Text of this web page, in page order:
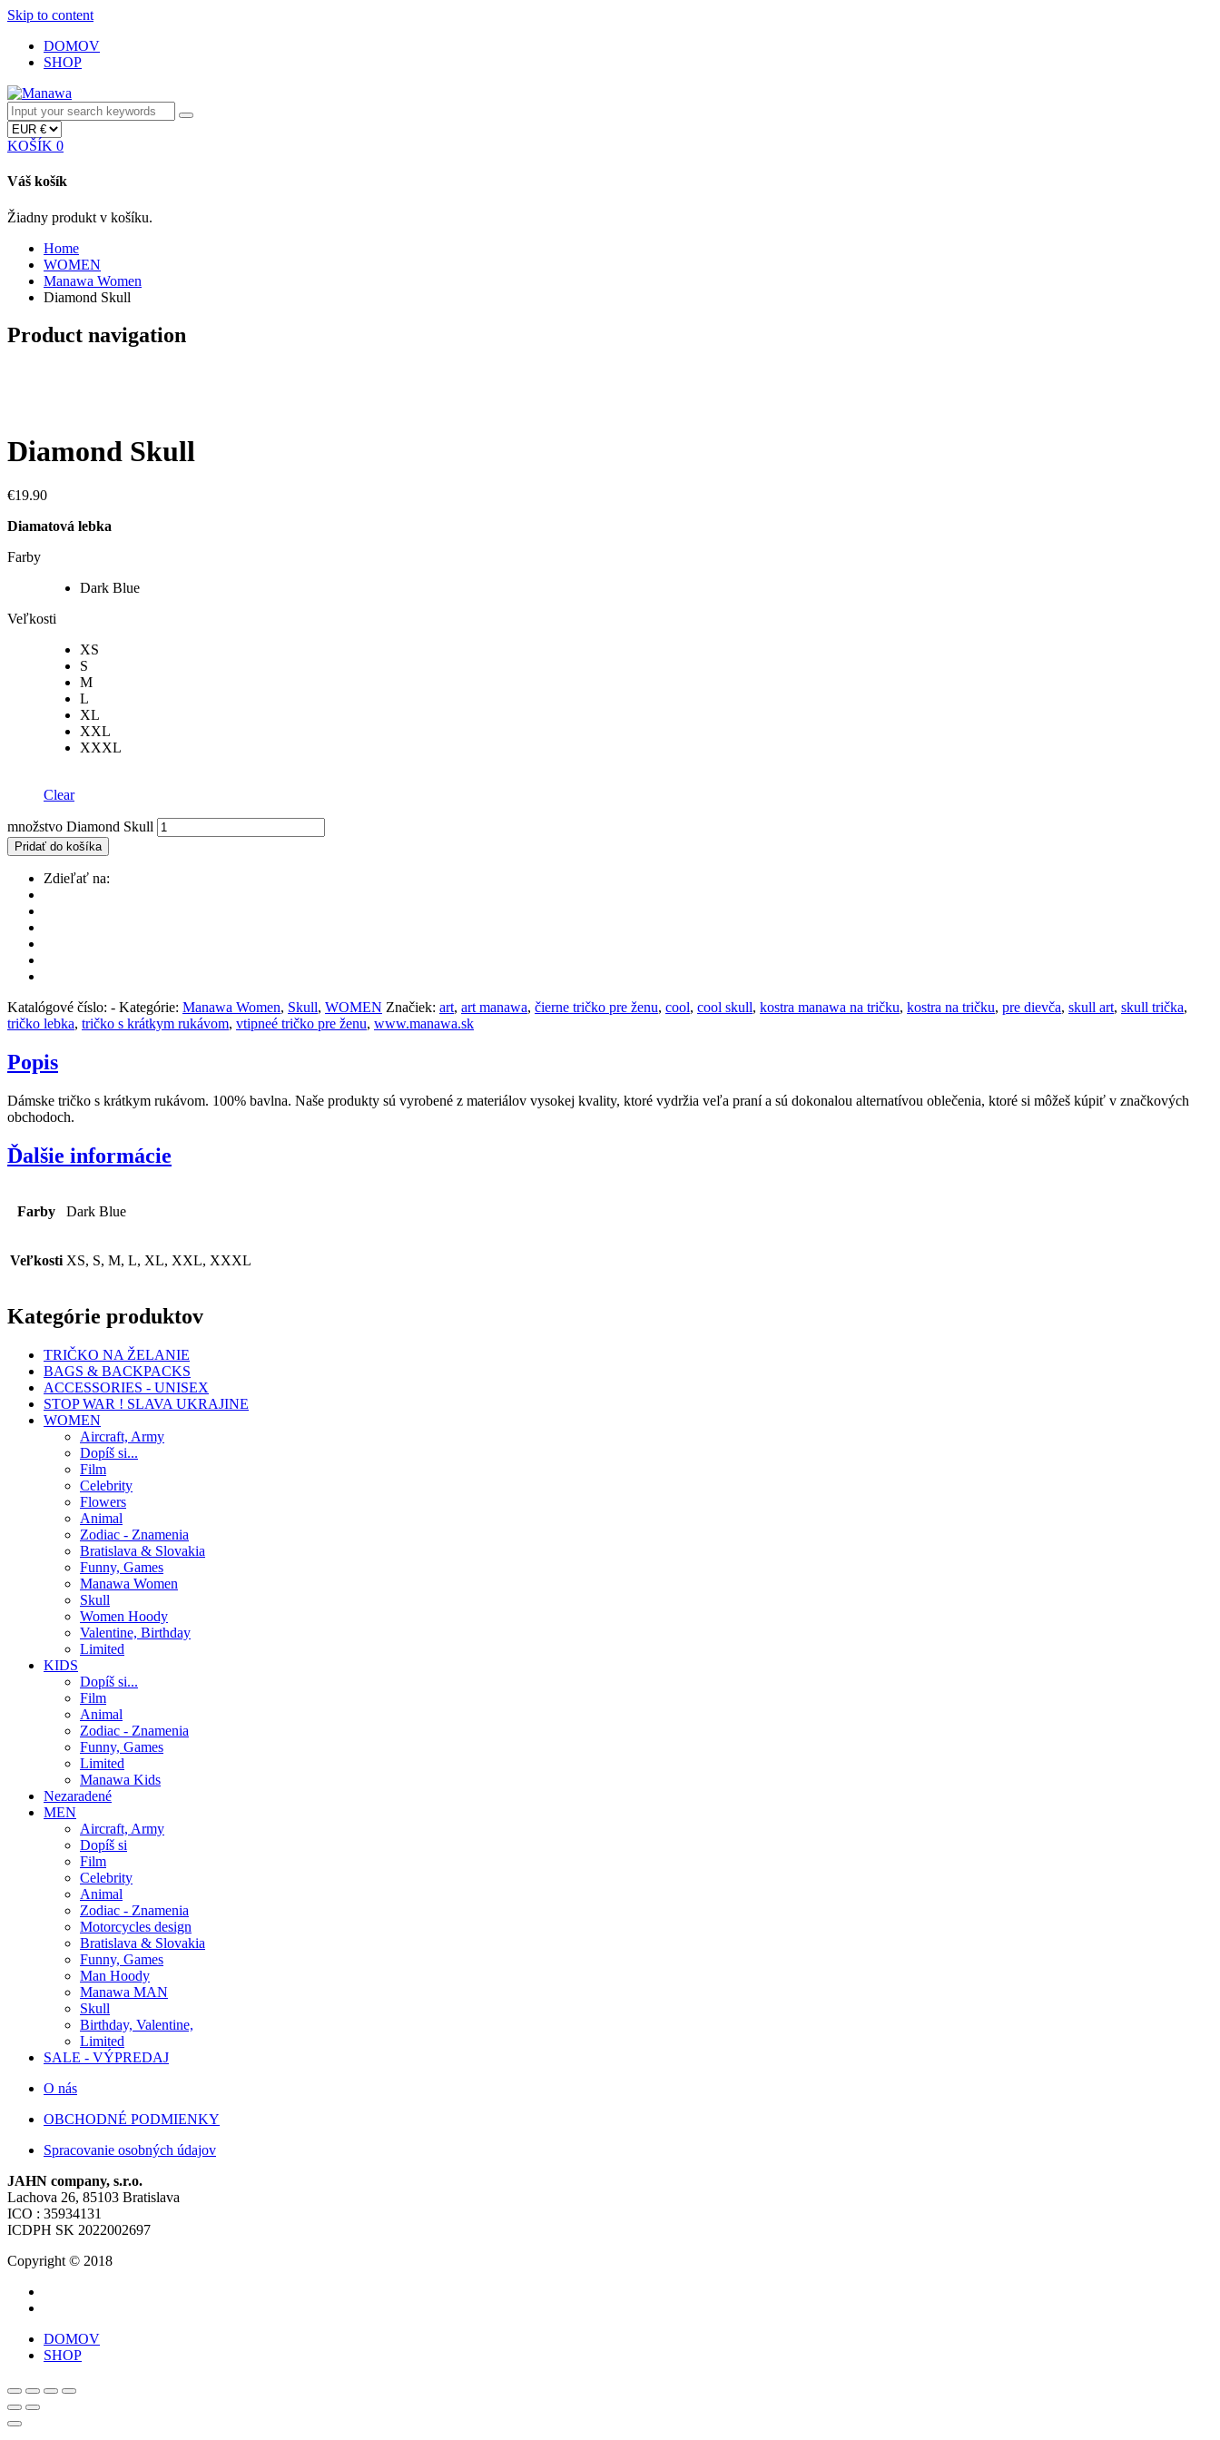
Skip to content
DOMOV
SHOP
KOŠÍK 0
Váš košík
Žiadny produkt v košíku.
Home
WOMEN
Manawa Women
Diamond Skull
Product navigation
Diamond Skull
€19.90
Diamatová lebka
Farby
Dark Blue
Veľkosti
XS
S
M
L
XL
XXL
XXXL
Clear
množstvo Diamond Skull
Pridať do košíka
Zdieľať na:
Katalógové číslo: - Kategórie: Manawa Women, Skull, WOMEN Značiek: art, art manawa, čierne tričko pre ženu, cool, cool skull, kostra manawa na tričku, kostra na tričku, pre dievča, skull art, skull trička,
tričko lebka, tričko s krátkym rukávom, vtipneé tričko pre ženu, www.manawa.sk
Popis
Dámske tričko s krátkym rukávom. 100% bavlna. Naše produkty sú vyrobené z materiálov vysokej kvality, ktoré vydržia veľa praní a sú dokonalou alternatívou oblečenia, ktoré si môžeš kúpiť v značkových
obchodoch.
Ďalšie informácie
Farby Dark Blue
Veľkosti XS, S, M, L, XL, XXL, XXXL
Kategórie produktov
TRIČKO NA ŽELANIE
BAGS & BACKPACKS
ACCESSORIES - UNISEX
STOP WAR ! SLAVA UKRAJINE
WOMEN
Aircraft, Army
Dopíš si...
Film
Celebrity
Flowers
Animal
Zodiac - Znamenia
Bratislava & Slovakia
Funny, Games
Manawa Women
Skull
Women Hoody
Valentine, Birthday
Limited
KIDS
Dopíš si...
Film
Animal
Zodiac - Znamenia
Funny, Games
Limited
Manawa Kids
Nezaradené
MEN
Aircraft, Army
Dopíš si
Film
Celebrity
Animal
Zodiac - Znamenia
Motorcycles design
Bratislava & Slovakia
Funny, Games
Man Hoody
Manawa MAN
Skull
Birthday, Valentine,
Limited
SALE - VÝPREDAJ
O nás
OBCHODNÉ PODMIENKY
Spracovanie osobných údajov
JAHN company, s.r.o.
Lachova 26, 85103 Bratislava
ICO : 35934131
ICDPH SK 2022002697
Copyright © 2018
DOMOV
SHOP